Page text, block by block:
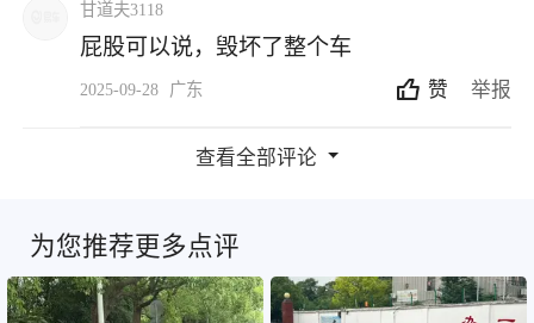
甘道夫3118
屁股可以说，毁坏了整个车
2025-09-28 广东 赞 举报
查看全部评论
为您推荐更多点评